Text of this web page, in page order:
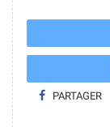
PARTAGER